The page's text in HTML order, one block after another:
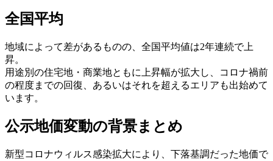
全国平均
地域によって差があるものの、全国平均値は2年連続で上
昇。
用途別の住宅地・商業地ともに上昇幅が拡大し、コロナ禍前
の程度までの回復、あるいはそれを超えるエリアも出始めて
います。
公示地価変動の背景まとめ
新型コロナウィルス感染拡大により、下落基調だった地価で